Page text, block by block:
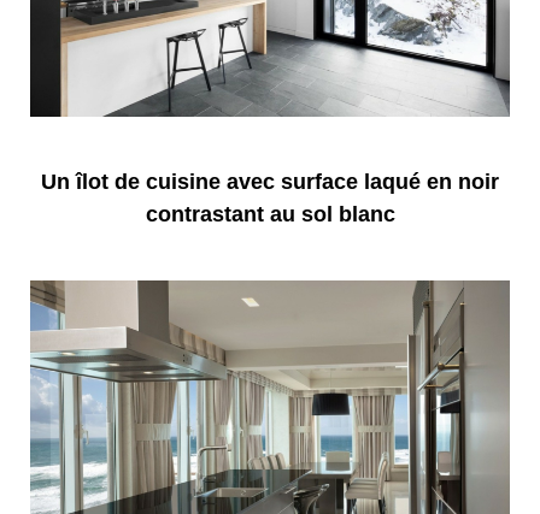
Un îlot de cuisine avec surface laqué en noir
contrastant au sol blanc